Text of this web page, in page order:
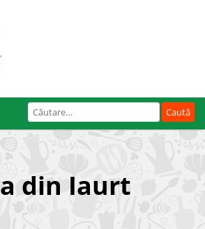
Caută
după:
din Iaurt